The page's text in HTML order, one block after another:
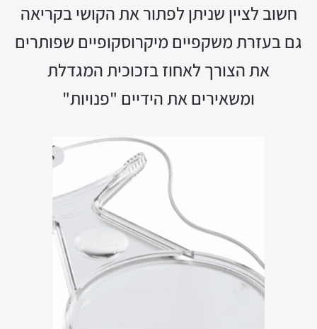
חשוב לציין שניתן לפתור את הקושי בקריאה
גם בעזרת משקפיים מיקרוסקופיים שפותרים
את הצורך לאחוז בזכוכית המגדלת
ומשאירים את הידיים "פנויות"